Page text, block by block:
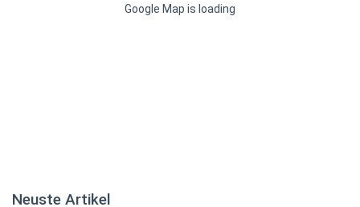
Google Map is loading
Neuste Artikel